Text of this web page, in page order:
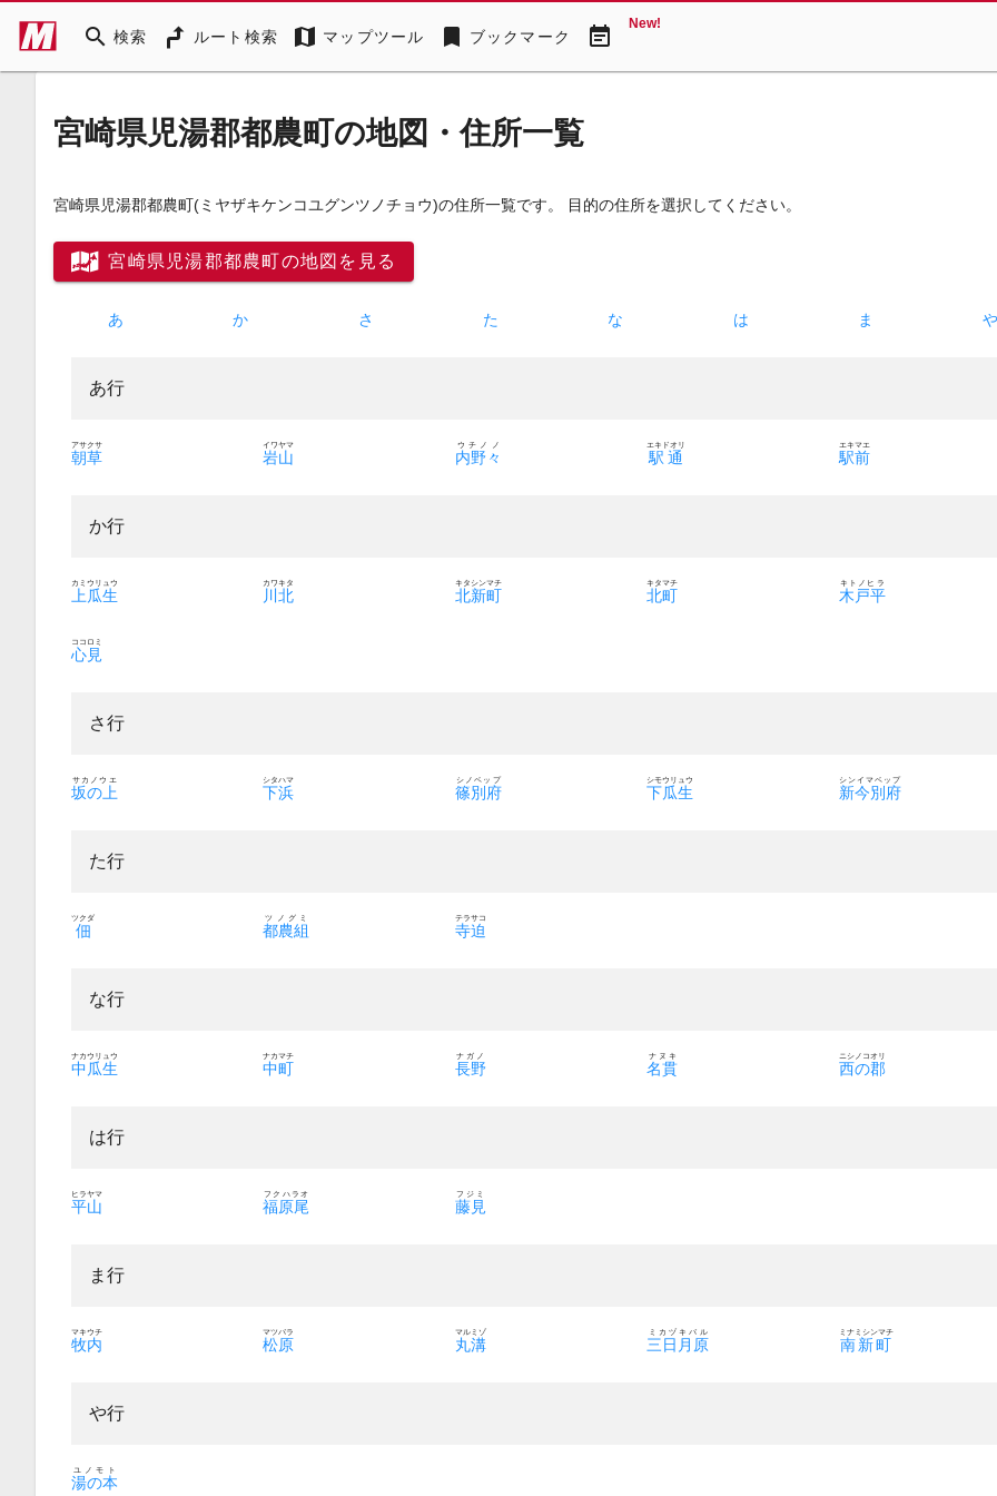
search 検索 ルート検索 map マップツール bookmark ブックマーク event_note New!
宮崎県児湯郡都農町の地図・住所一覧
宮崎県児湯郡都農町(ミヤザキケンコユグンツノチョウ)の住所一覧です。 目的の住所を選択してください。
宮崎県児湯郡都農町の地図を見る
あ か さ た な は ま や
あ行
朝草
アサクサ
岩山
イワヤマ
内野々
ウチノノ
駅通
エキドオリ
駅前
エキマエ
か行
上瓜生
カミウリュウ
川北
カワキタ
北新町
キタシンマチ
北町
キタマチ
木戸平
キトノヒラ
心見
ココロミ
さ行
坂の上
サカノウエ
下浜
シタハマ
篠別府
シノベップ
下瓜生
シモウリュウ
新今別府
シンイマベップ
た行
佃
ツクダ
都農組
ツノグミ
寺迫
テラサコ
な行
中瓜生
ナカウリュウ
中町
ナカマチ
長野
ナガノ
名貫
ナヌキ
西の郡
ニシノコオリ
は行
平山
ヒラヤマ
福原尾
フクハラオ
藤見
フジミ
ま行
牧内
マキウチ
松原
マツバラ
丸溝
マルミゾ
三日月原
ミカヅキバル
南新町
ミナミシンマチ
や行
湯の本
ユノモト